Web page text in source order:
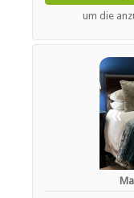
um die
«